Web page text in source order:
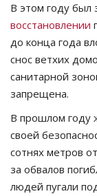
Қазақша
В этом году был
восстановлении
до конца года
снос ветхих
санитарной
запрещена.
В прошлом году
своей
сотнях метров
за обвалов
людей пугали